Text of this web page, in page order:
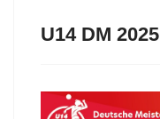
U14 DM 2025